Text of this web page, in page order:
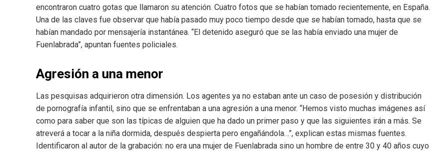
encontraron cuatro gotas que llamaron su atención. Cuatro fotos que se habían tomado recientemente, en España.
Una de las claves fue observar que había pasado muy poco tiempo desde que se habían tomado, hasta que se
habían mandado por mensajería instantánea. “El detenido aseguró que se las había enviado una mujer de
Fuenlabrada”, apuntan fuentes policiales.
Agresión a una menor
Las pesquisas adquirieron otra dimensión. Los agentes ya no estaban ante un caso de posesión y distribución
de pornografía infantil, sino que se enfrentaban a una agresión a una menor. “Hemos visto muchas imágenes así
como para saber que son las típicas de alguien que ha dado un primer paso y que las siguientes irán a más. Se
atreverá a tocar a la niña dormida, después despierta pero engañándola…”, explican estas mismas fuentes.
Identificaron al autor de la grabación: no era una mujer de Fuenlabrada sino un hombre de entre 30 y 40 años cuyo